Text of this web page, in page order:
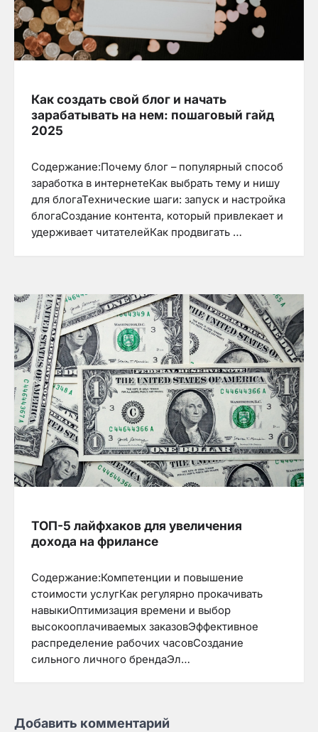
Как создать свой блог и начать
зарабатывать на нем: пошаговый гайд
2025
Содержание:Почему блог – популярный способ
заработка в интернетеКак выбрать тему и нишу
для блогаТехнические шаги: запуск и настройка
блогаСоздание контента, который привлекает и
удерживает читателейКак продвигать …
ТОП-5 лайфхаков для увеличения
дохода на фрилансе
Содержание:Компетенции и повышение
стоимости услугКак регулярно прокачивать
навыкиОптимизация времени и выбор
высокооплачиваемых заказовЭффективное
распределение рабочих часовСоздание
сильного личного брендаЭл…
Добавить комментарий